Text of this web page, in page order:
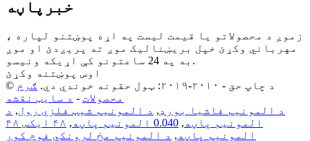
خبرپاڼه
زموږ د محصولاتو یا قیمت لیست په اړه پوښتنو لپاره ،
مهرباني وکړئ خپل بریښنالیک موږ ته پریږدئ او موږ
به په 24 ساعتونو کې اړیکه ونیسو.
اوس پوښتنه وکړئ
© د چاپ حق - ۲۰۱۰-۲۰۱۹: ټول حقونه خوندي دي.
ګرم
محصولات - د سایټ نقشه
د المونیم فاشیا بورډ, د المونیم شیټ فلزي رول, د
المونیم پاڼه , 0.040 المونیم پاڼه ,
۴۸ ایکس ۴۸
المونیم پاڼه , د المونیم مخ لرونکي فوم کور